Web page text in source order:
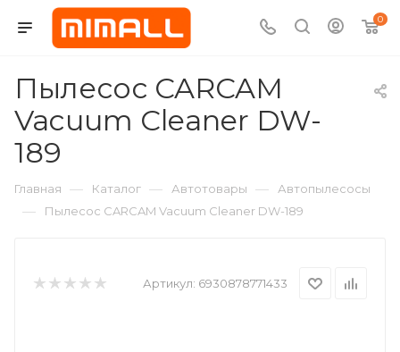
0
Пылесос CARCAM
Vacuum Cleaner DW-
189
Главная — Каталог — Автотовары — Автопылесосы
— Пылесос CARCAM Vacuum Cleaner DW-189
Артикул: 6930878771433